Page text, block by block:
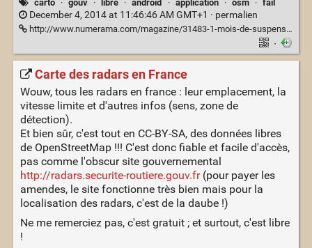
carto · gouv · libre · android · application · osm · fail
December 4, 2014 at 11:46:46 AM GMT+1 · permalien
http://www.numerama.com/magazine/31483-1-mois-de-suspension-de-permis-pour-le-signalement-de-radars-sur-facebook.html
·
Carte des radars en France
Wouw, tous les radars en france : leur emplacement, la
vitesse limite et d'autres infos (sens, zone de
détection).
Et bien sûr, c'est tout en CC-BY-SA, des données libres
de OpenStreetMap !!! C'est donc fiable et facile d'accès,
pas comme l'obscur site gouvernemental
http://radars.securite-routiere.gouv.fr(pour payer les
amendes, le site fonctionne très bien mais pour la
localisation des radars, c'est de la daube !)
Ne me remerciez pas, c'est gratuit ; et surtout, c'est libre
!